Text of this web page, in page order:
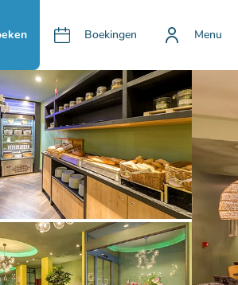
Boekingen Menu